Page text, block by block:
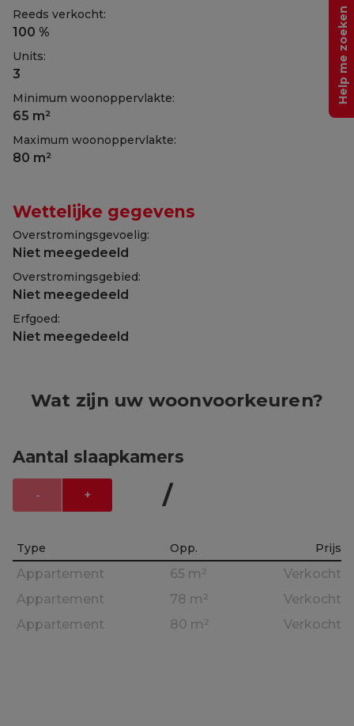
Reeds verkocht:
100 %
Units:
3
Minimum woonoppervlakte:
65 m²
Maximum woonoppervlakte:
80 m²
Wettelijke gegevens
Overstromingsgevoelig:
Niet meegedeeld
Overstromingsgebied:
Niet meegedeeld
Erfgoed:
Niet meegedeeld
Wat zijn uw woonvoorkeuren?
Aantal slaapkamers
- + /
Type Opp. Prijs
Appartement 65 m²
Verkocht
Appartement
78 m²
Verkocht
Appartement
80 m² Verkocht
Help me zoeken